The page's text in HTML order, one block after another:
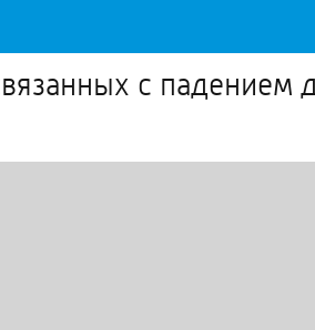
с падением